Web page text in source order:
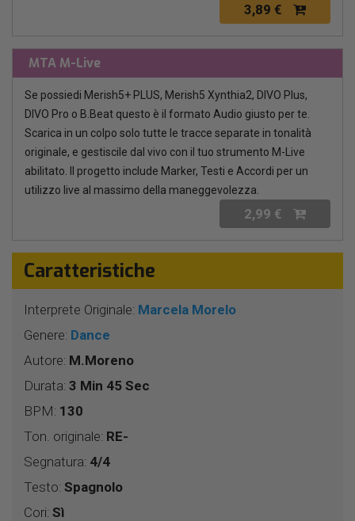
3,89 €
MTA M-Live
Se possiedi Merish5+ PLUS, Merish5 Xynthia2, DIVO Plus,
DIVO Pro o B.Beat questo è il formato Audio giusto per te.
Scarica in un colpo solo tutte le tracce separate in tonalità
originale, e gestiscile dal vivo con il tuo strumento M-Live
abilitato. Il progetto include Marker, Testi e Accordi per un
utilizzo live al massimo della maneggevolezza.
2,99 €
Caratteristiche
Interprete Originale: Marcela Morelo
Genere: Dance
Autore: M.Moreno
Durata: 3 Min 45 Sec
BPM: 130
Ton. originale: RE-
Segnatura: 4/4
Testo: Spagnolo
Cori: Sì